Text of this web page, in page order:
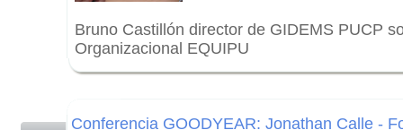
Bruno Castillón director de GIDEMS PUCP
Organizacional EQUIPU
Conferencia GOODYEAR: Jonathan Calle -